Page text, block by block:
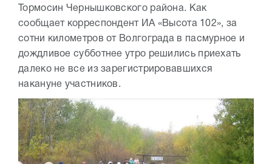
Тормосин Чернышковского района. Как
сообщает корреспондент ИА «Высота 102», за
сотни километров от Волгограда в пасмурное и
дождливое субботнее утро решились приехать
далеко не все из зарегистрировавшихся
накануне участников.